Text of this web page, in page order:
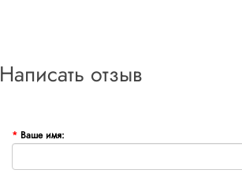
Написать отзыв
Ваше имя: